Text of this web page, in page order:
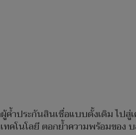
ำประกันสินเชื่อแบบดั้งเดิม ไปสู่
ทคโนโลยี ตอกย้ำความพร้อมขอ